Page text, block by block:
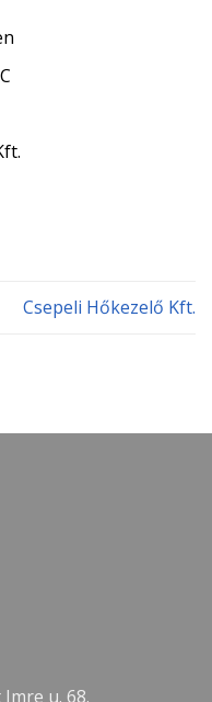
Csepeli Hőkezelő Kft.
u. 68.